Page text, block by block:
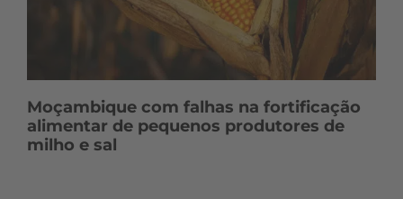
Moçambique com falhas na fortificação
alimentar de pequenos produtores de
milho e sal